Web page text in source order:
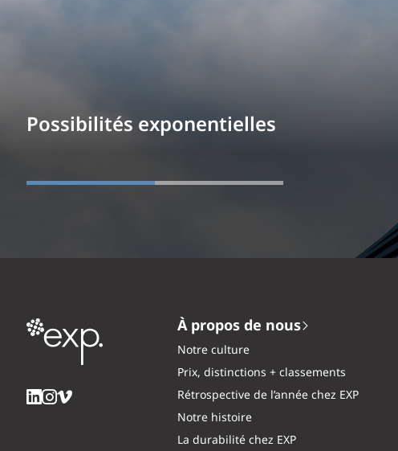
Possibilités exponentielles
À propos de nous
Notre culture
Prix, distinctions + classements
Rétrospective de l’année chez EXP
Notre histoire
La durabilité chez EXP